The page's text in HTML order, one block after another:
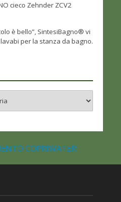
cieco Zehnder ZCV2
è bello”, SintesiBagno® vi
per la stanza da bagno.